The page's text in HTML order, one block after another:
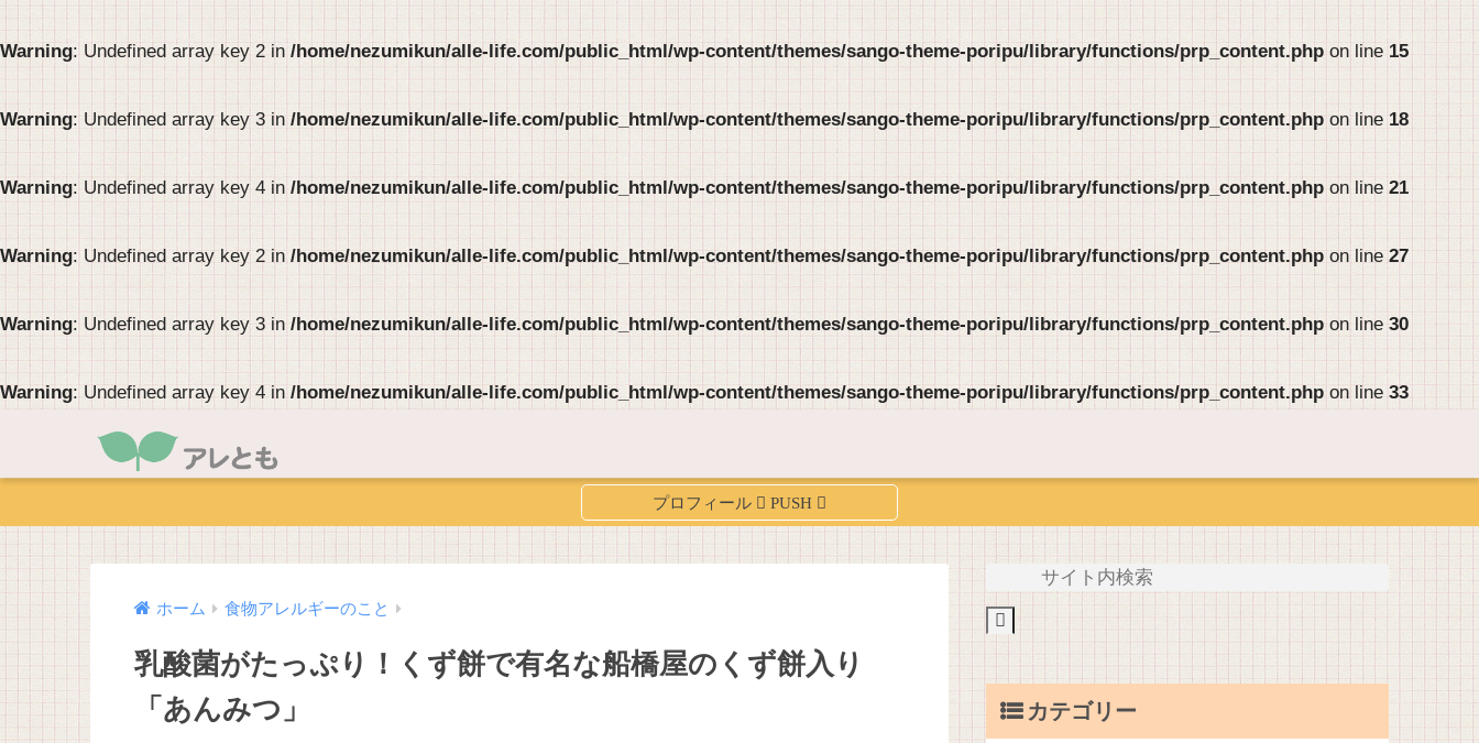
Warning: Undefined array key 2 in /home/nezumikun/alle-life.com/public_html/wp-content/themes/sango-theme-poripu/library/functions/prp_content.php on line 15
Warning: Undefined array key 3 in /home/nezumikun/alle-life.com/public_html/wp-content/themes/sango-theme-poripu/library/functions/prp_content.phpon line 18
Warning: Undefined array key 4 in /home/nezumikun/alle-life.com/public_html/wp-content/themes/sango-theme-poripu/library/functions/prp_content.php on line 21
Warning: Undefined array key 2 in /home/nezumikun/alle-life.com/public_html/wp-content/themes/sango-theme-poripu/library/functions/prp_content.php on line 27
Warning: Undefined array key 3 in /home/nezumikun/alle-life.com/public_html/wp-content/themes/sango-theme-poripu/library/functions/prp_content.php on line 30
Warning: Undefined array key 4 in /home/nezumikun/alle-life.com/public_html/wp-content/themes/sango-theme-poripu/library/functions/prp_content.php on line33
ホーム 食物アレルギーのこと
乳酸菌がたっぷり！くず餅で有名な船橋屋のくず餅入り
「あんみつ」
カテゴリー